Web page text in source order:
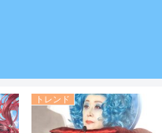
トレンド